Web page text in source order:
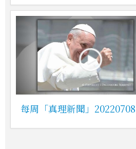
每周「真理新聞」20220708